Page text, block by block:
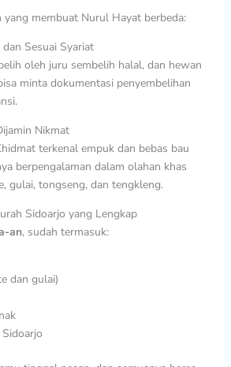
yang membuat Nurul Hayat berbeda:
Sesuai Syariat
oleh juru sembelih halal, dan hewan
minta dokumentasi penyembelihan
Nikmat
terkenal empuk dan bebas bau
berpengalaman dalam olahan khas
gulai, tongseng, dan tengkleng.
Sidoarjo yang Lengkap
an, sudah termasuk:
dan gulai)